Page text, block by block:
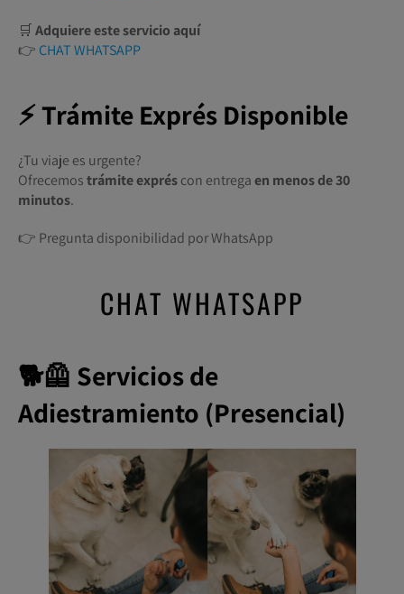
🛒Adquiere este servicio aquí
👉 CHAT WHATSAPP
⚡ Trámite Exprés Disponible
¿Tu viaje es urgente?
Ofrecemostrámite expréscon entregaen menos de 30
minutos.
👉 Pregunta disponibilidad por WhatsApp
CHAT WHATSAPP
🐕🦺 Servicios de
Adiestramiento (Presencial)